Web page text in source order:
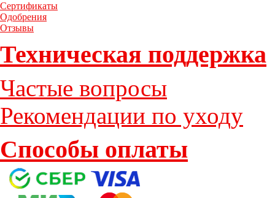
Сертификаты
Одобрения
Отзывы
Техническая поддержка
Частые вопросы
Рекомендации по уходу
Способы оплаты